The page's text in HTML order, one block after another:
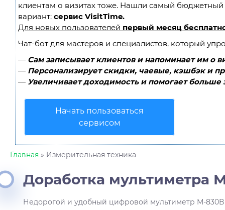
клиентам о визитах тоже. Нашли самый
вариант: сервис VisitTime.
Для новых пользователей первый месяц
Чат-бот для мастеров и специалистов, который
— Сам записывает клиентов и напоминает им о
— Персонализирует скидки, чаевые, кэшбэк и
— Увеличивает доходимость и помогает больше
Начать пользоваться
сервисом
Главная » Измерительная техника
Доработка мультиметра
Недорогой и удобный цифровой мультиметр М-830В